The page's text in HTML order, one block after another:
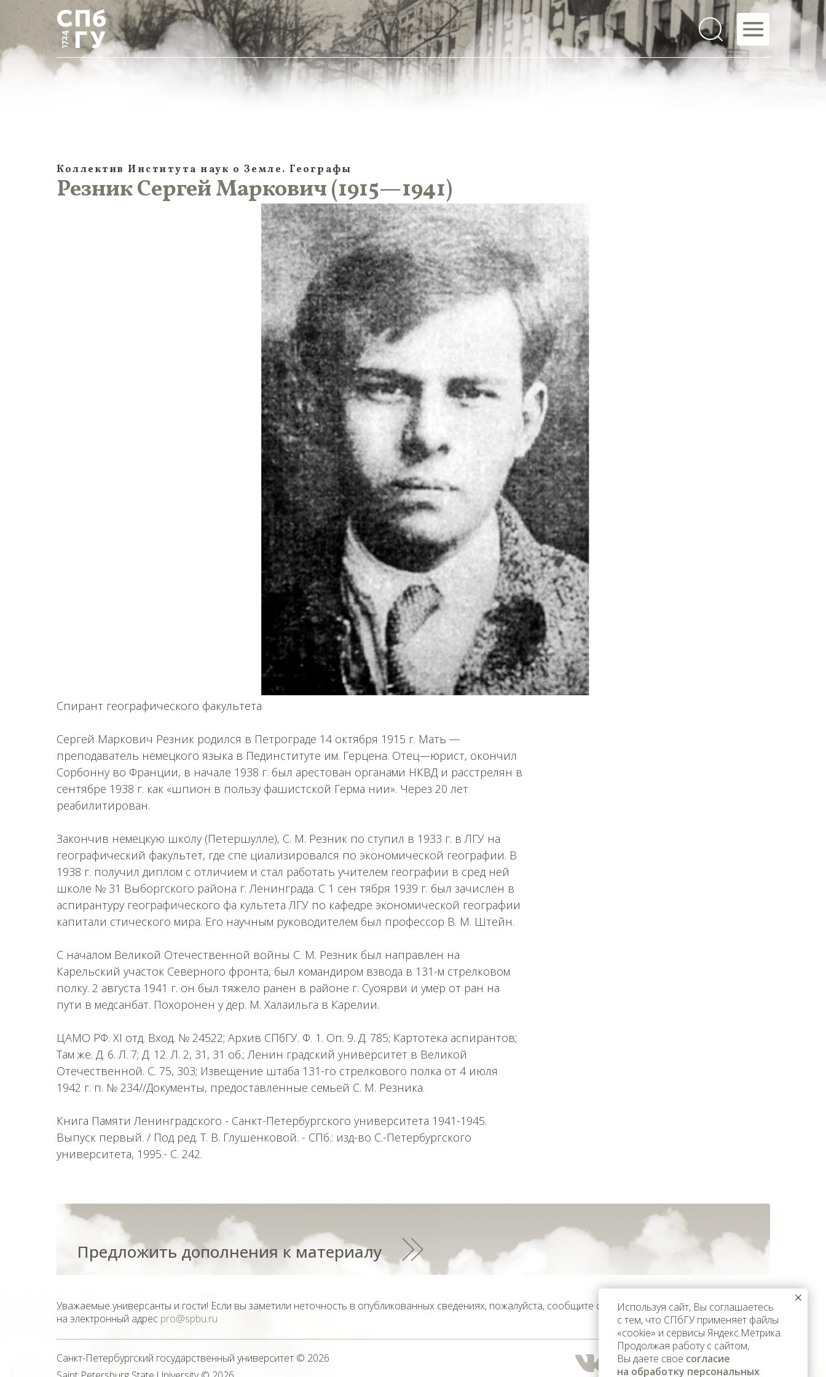
Коллектив Института наук о Земле. Географы
Резник Сергей Маркович (1915—1941)
Cпирант географического факультета
Сергей Маркович Резник родился в Петрограде 14 октября 1915 г. Мать —
преподаватель немецкого языка в Пединституте им. Герцена. Отец—юрист, окончил
Сорбонну во Франции, в начале 1938 г. был арестован органами НКВД и расстрелян в
сентябре 1938 г. как «шпион в пользу фашистской Герма нии». Через 20 лет
реабилитирован.
Закончив немецкую школу (Петершулле), С. М. Резник по ступил в 1933 г. в ЛГУ на
географический факультет, где спе циализировался по экономической географии. В
1938 г. получил диплом с отличием и стал работать учителем географии в сред ней
школе № 31 Выборгского района г. Ленинграда. С 1 сен тября 1939 г. был зачислен в
аспирантуру географического фа культета ЛГУ по кафедре экономической географии
капитали стического мира. Его научным руководителем был профессор В. М. Штейн.
С началом Великой Отечественной войны С. М. Резник был направлен на
Карельский участок Северного фронта, был командиром взвода в 131-м стрелковом
полку. 2 августа 1941 г. он был тяжело ранен в районе г. Суоярви и умер от ран на
пути в медсанбат. Похоронен у дер. М. Халаильга в Карелии.
ЦАМО РФ. XI отд. Вход. № 24522; Архив СПбГУ. Ф. 1. Оп. 9. Д. 785; Картотека аспирантов;
Там же. Д. 6. Л. 7; Д. 12. Л. 2, 31, 31 об.; Ленин градский университет в Великой
Отечественной. С. 75, 303; Извещение штаба 131-го стрелкового полка от 4 июля
1942 г. п. № 234//Документы, предоставленные семьей С. М. Резника.
Книга Памяти Ленинградского - Санкт-Петербургского университета 1941-1945.
Выпуск первый. / Под ред. Т. В. Глушенковой. - СПб.: изд-во С.-Петербургского
университета, 1995.- С. 242.
Предложить дополнения к материалу
Уважаемые универсанты и гости! Если вы заметили неточность в опубликованных сведениях, пожалуйста, сообщите об этом
на электронный адрес pro@spbu.ru
Санкт-Петербургский государственный университет © 2026
Используя сайт, Вы соглашаетесь
с тем, что СПбГУ применяет файлы
«cookie» и сервисы Яндекс.Метрика.
Продолжая работу с сайтом,
Вы даете свое согласие
на обработку персональных